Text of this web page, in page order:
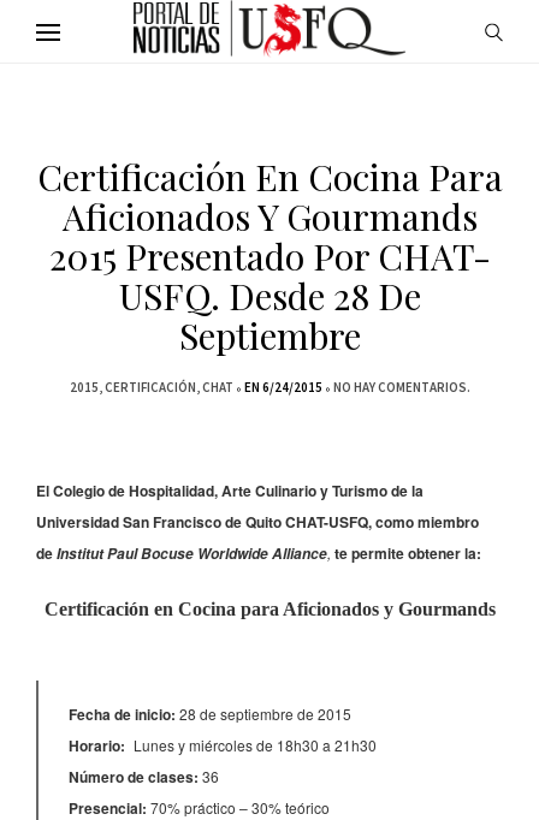
Certificación En Cocina Para
Aficionados Y Gourmands
2015 Presentado Por CHAT-
USFQ. Desde 28 De
Septiembre
2015 CERTIFICACIÓN CHAT EN 6/24/2015 NO HAY COMENTARIOS.
El Colegio de Hospitalidad, Arte Culinario y Turismo de la
Universidad San Francisco de Quito CHAT-USFQ, como miembro
deInstitut Paul Bocuse Worldwide Alliance, te permite obtener la:
Certificación en Cocina para Aficionados y Gourmands
Fecha de inicio: 28 de septiembre de 2015
Horario: Lunes y miércoles de 18h30 a 21h30
Número de clases: 36
Presencial: 70% práctico – 30% teórico